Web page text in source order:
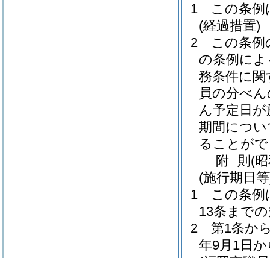
1
この条例
(経過措置)
2
この条例
の条例に
務条件に関
員の分べ
ん予定日
期間につ
ることが
附 則 (
(施行期日
1
この条例
13条まで
2
第1条か
年9月1日